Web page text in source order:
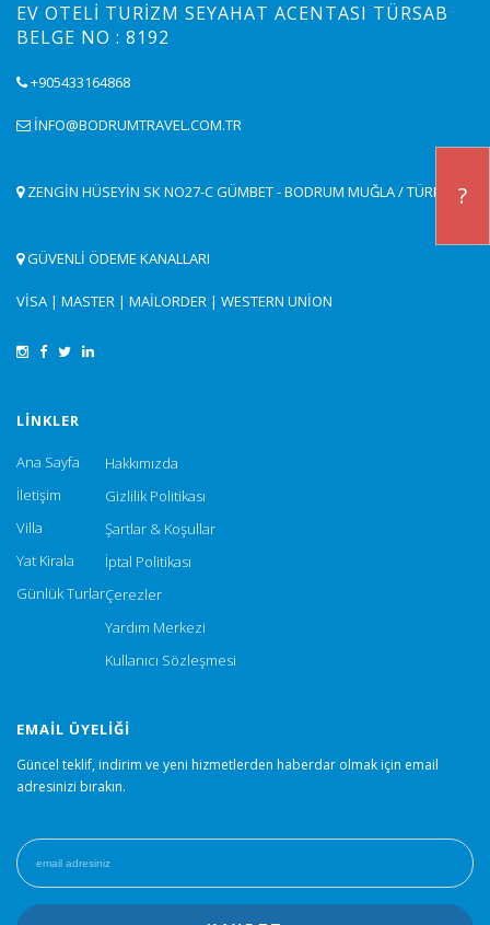
EV OTELI TURIZM SEYAHAT ACENTASI TÜRSAB
BELGE NO : 8192
+905433164868
INFO@BODRUMTRAVEL.COM.TR
ZENGIN HÜSEYIN SK NO27-C GÜMBET - BODRUM MUĞLA / TÜRKIYE
GÜVENLİ ÖDEME KANALLARI
VISA | MASTER | MAILORDER | WESTERN UNION
LINKLER
Ana Sayfa
İletişim
Villa
Yat Kirala
Günlük Turlar
Hakkımızda
Gizlilik Politikası
Şartlar & Koşullar
İptal Politikası
Çerezler
Yardım Merkezi
Kullanıcı Sözleşmesi
EMAIL ÜYELIĞI
Güncel teklif, indirim ve yeni hizmetlerden haberdar olmak için email
adresinizi bırakın.
?